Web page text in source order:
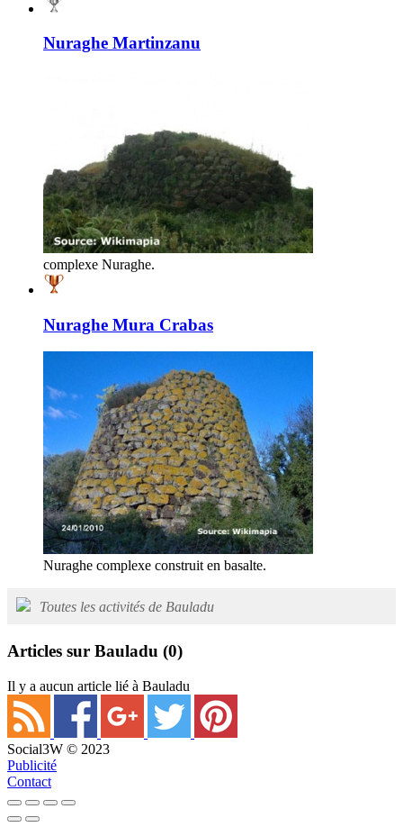
Nuraghe Martinzanu
complexe Nuraghe.
Nuraghe Mura Crabas
Nuraghe complexe construit en basalte.
Toutes les activités de Bauladu
Articles sur Bauladu (0)
Il y a aucun article lié à Bauladu
Social3W © 2023
Publicité
Contact